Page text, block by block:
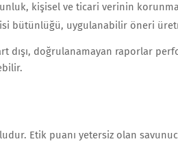
kişisel ve ticari verinin
bütünlüğü, uygulanabilir öneri
dışı, doğrulanamayan raporlar
Etik puanı yetersiz olan